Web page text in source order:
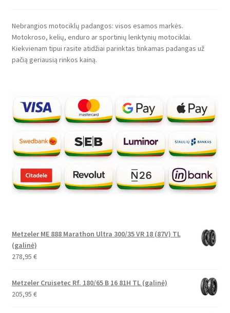
Nebrangios motociklų padangos: visos esamos markės.
Motokroso, kelių, enduro ar sportinių lenktynių motociklai.
Kiekvienam tipui rasite atidžiai parinktas tinkamas padangas už
pačią geriausią rinkos kainą.
Metzeler ME 888 Marathon Ultra 300/35 VR 18 (87V) TL
(galinė)
278,95 €
Metzeler Cruisetec Rf. 180/65 B 16 81H TL (galinė)
205,95 €